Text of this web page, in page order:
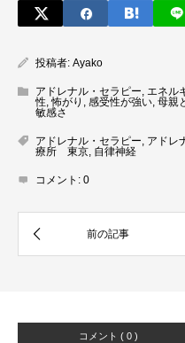
投稿者: Ayako
アドレナル・セラピー, エネル
性,怖がり , 感受性が強い, 母親
敏感さ
アドレナル・セラピー, アドレ
療所 東京, 自律神経
コメント: 0
コメント ( 0 )